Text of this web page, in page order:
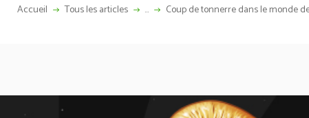
Accueil Tous les articles ... Coup de tonnerre dans le monde